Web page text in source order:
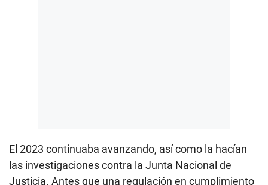
El 2023 continuaba avanzando, así como la hacían
las investigaciones contra la Junta Nacional de
Justicia. Antes que una regulación en cumplimiento